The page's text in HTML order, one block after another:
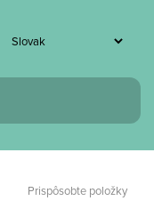
Prispôsobte položky